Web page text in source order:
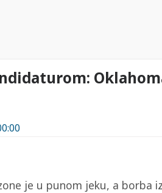
je u punom jeku, a borba